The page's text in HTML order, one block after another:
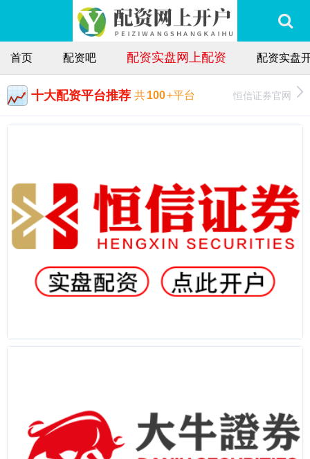
首页 配资吧 配资实盘网上配资 配资实盘
十大配资平台推荐 共100+平台 恒信证券官网